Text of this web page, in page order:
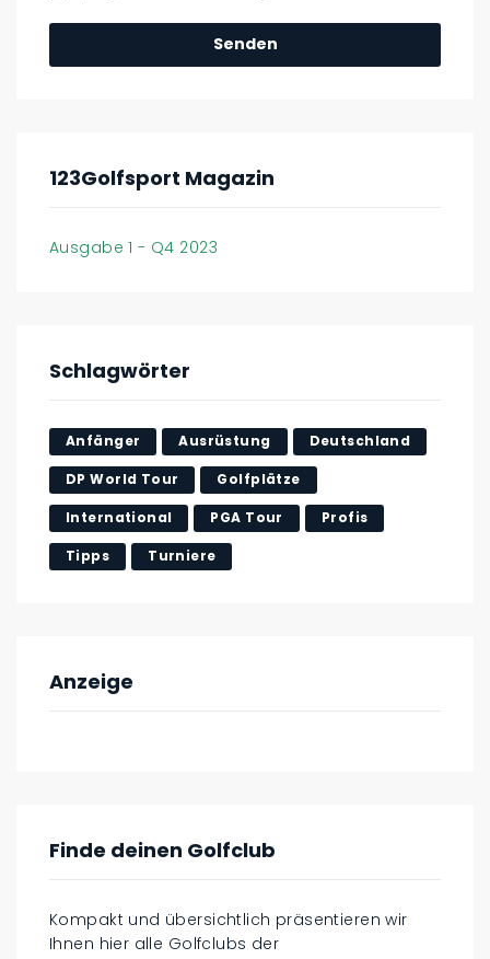
123Golfsport Magazin
Ausgabe 1 - Q4 2023
Schlagwörter
Anfänger Ausrüstung Deutschland
DP World Tour Golfplätze
International PGA Tour Profis
Tipps Turniere
Anzeige
Finde deinen Golfclub
Kompakt und übersichtlich präsentieren wir
Ihnen hier alle Golfclubs der